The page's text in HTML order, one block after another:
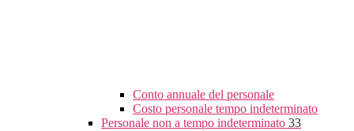
Conto annuale del personale
Costo personale tempo indeterminato
Personale non a tempo indeterminato 33